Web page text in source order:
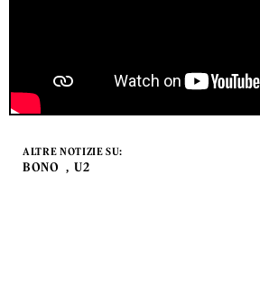
ALTRE NOTIZIE SU:
BONO U2